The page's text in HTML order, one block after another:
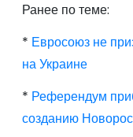
Ранее по теме:
* Евросоюз не
на Украине
* Референдум
созданию